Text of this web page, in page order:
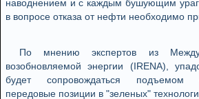
наводнением и с каждым бушующим
в вопросе отказа от нефти необходимо
По мнению экспертов из
возобновляемой энергии (IRENA),
будет сопровождаться подъемом
передовые позиции в "зеленых"